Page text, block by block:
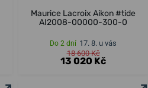
Maurice Lacroix Aikon #tide
AI2008-00000-300-0
Do 2 dní 17. 8. u vás
18 600 Kč
13 020 Kč